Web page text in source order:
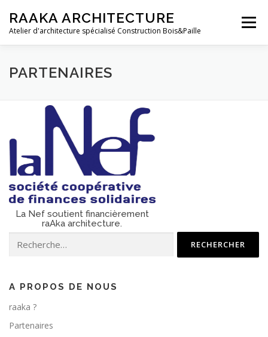
RAAKA ARCHITECTURE
Atelier d'architecture spécialisé Construction Bois&Paille
Menu
ACCUEIL QUI SOMMES-NOUS ?
PARTENAIRES CONTACTS
PARTENAIRES
La Nef soutient financièrement
raAka architecture.
A PROPOS DE NOUS
raaka ?
Partenaires